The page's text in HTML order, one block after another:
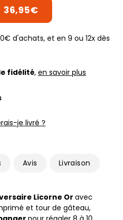
36,95€
d'achats, et en 9 ou 12x dès
fidélité, en savoir plus
je livré ?
Avis Livraison
Licorne Or avec
et tour de gâteau,